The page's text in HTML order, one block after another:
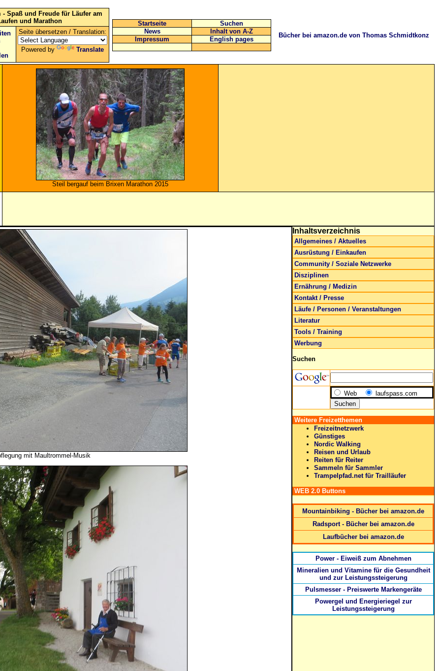
- Spaß und Freude für Läufer am
und Marathon
Seite übersetzen / Translation:
Powered by Translate
Startseite
Suchen
News
Inhalt von A-Z
Impressum
English pages
Bücher bei amazon.de von Thomas Schmidtkonz
Steil bergauf beim Brixen Marathon 2015
mit Maultrommel-Musik
Inhaltsverzeichnis
Allgemeines / Aktuelles
Ausrüstung / Einkaufen
Community / Soziale Netzwerke
Disziplinen
Ernährung / Medizin
Kontakt / Presse
Läufe / Personen / Veranstaltungen
Literatur
Tools / Training
Werbung
Suchen
Web laufspass.com
Weitere Freizetthemen
Freizeitnetzwerk
Günstiges
Nordic Walking
Reisen und Urlaub
Reiten für Reiter
Sammeln für Sammler
Trampelpfad.net für Trailläufer
WEB 2.0 Buttons
Mountainbiking - Bücher bei amazon.de
Radsport - Bücher bei amazon.de
Laufbücher bei amazon.de
Power - Eiweiß zum Abnehmen
Mineralien und Vitamine für die Gesundheit
und zur Leistungssteigerung
Pulsmesser - Preiswerte Markengeräte
Powergel und Energieriegel zur
Leistungssteigerung